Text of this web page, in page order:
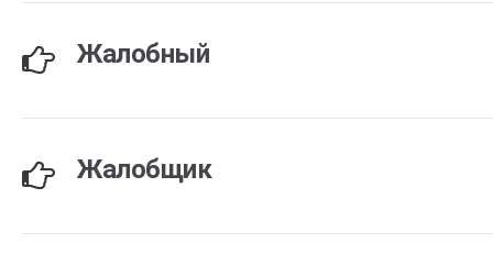
Жалобный
Жалобщик